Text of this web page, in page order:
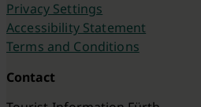
Privacy Settings
Accessibility Statement
Terms and Conditions
Contact